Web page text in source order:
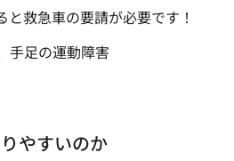
と救急車の要請が必要です！
手足の運動障害
やすいのか